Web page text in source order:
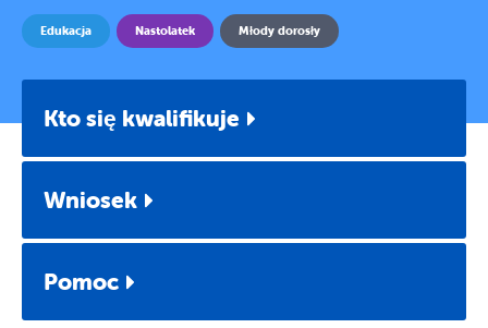
Edukacja Nastolatek Młody dorosły
Kto się kwalifikuje
Wniosek
Pomoc